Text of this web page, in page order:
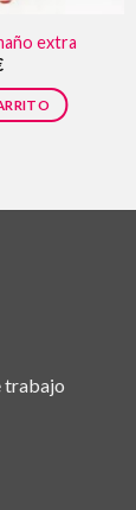
extra
trabajo